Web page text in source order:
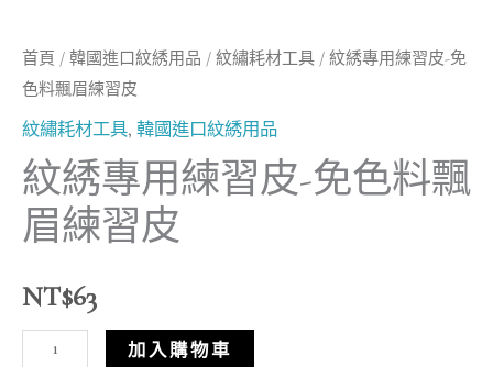
首頁 / 韓國進口紋綉用品 / 紋繡耗材工具 / 紋綉專用練習皮-免
色料飄眉練習皮
紋繡耗材工具, 韓國進口紋綉用品
紋綉專用練習皮-免色料飄
眉練習皮
NT$63
加入購物車